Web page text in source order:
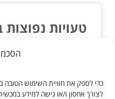
כדי לספק את חוויית השימוש הטובה
לצורך אחסון ו/או גישה למידע
טעויות
יועץ מס יכול
ניהול מיסים הוא כמו
עלול להוביל לתוצאות